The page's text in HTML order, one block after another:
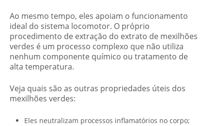
Ao mesmo tempo, eles apoiam o funcionamento
ideal do sistema locomotor. O próprio
procedimento de extração do extrato de mexilhões
verdes é um processo complexo que não utiliza
nenhum componente químico ou tratamento de
alta temperatura.
Veja quais são as outras propriedades úteis dos
mexilhões verdes:
Eles neutralizam processos inflamatórios no corpo;